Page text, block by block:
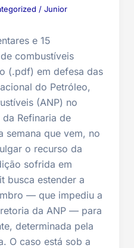
/ Junior
e 15
combustíveis
(.pdf) em defesa das
do Petróleo,
(ANP) no
Refinaria de
semana que vem, no
o recurso da
sofrida em
busca estender a
— que impediu a
da ANP — para
determinada pela
O caso está sob a